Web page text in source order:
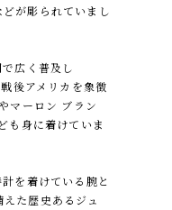
が彫られていまし
広く普及し
後アメリカを象徴
マーロン ブラン
も身に着けていま
を着けている腕と
た歴史あるジュ